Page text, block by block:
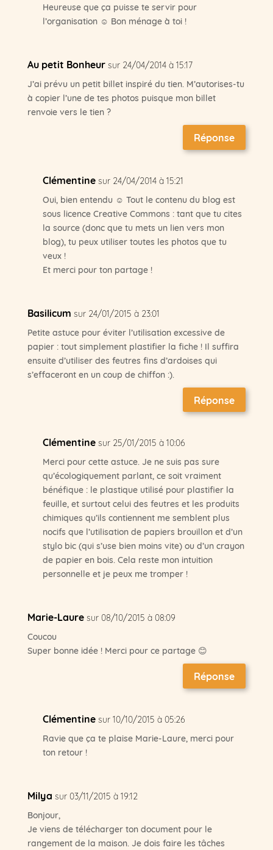
Heureuse que ça puisse te servir pour
l’organisation ☺ Bon ménage à toi !
Au petit Bonheur sur 24/04/2014 à 15:17
J’ai prévu un petit billet inspiré du tien. M’autorises-tu
à copier l’une de tes photos puisque mon billet
renvoie vers le tien ?
Réponse
Clémentine sur 24/04/2014 à 15:21
Oui, bien entendu ☺ Tout le contenu du blog est
sous licence Creative Commons : tant que tu cites
la source (donc que tu mets un lien vers mon
blog), tu peux utiliser toutes les photos que tu
veux !
Et merci pour ton partage !
Basilicum sur 24/01/2015 à 23:01
Petite astuce pour éviter l’utilisation excessive de
papier : tout simplement plastifier la fiche ! Il suffira
ensuite d’utiliser des feutres fins d’ardoises qui
s’effaceront en un coup de chiffon :).
Réponse
Clémentine sur 25/01/2015 à 10:06
Merci pour cette astuce. Je ne suis pas sure
qu’écologiquement parlant, ce soit vraiment
bénéfique : le plastique utilisé pour plastifier la
feuille, et surtout celui des feutres et les produits
chimiques qu’ils contiennent me semblent plus
nocifs que l’utilisation de papiers brouillon et d’un
stylo bic (qui s’use bien moins vite) ou d’un crayon
de papier en bois. Cela reste mon intuition
personnelle et je peux me tromper !
Marie-Laure sur 08/10/2015 à 08:09
Coucou
Super bonne idée ! Merci pour ce partage 😊
Réponse
Clémentine sur 10/10/2015 à 05:26
Ravie que ça te plaise Marie-Laure, merci pour
ton retour !
Milya sur 03/11/2015 à 19:12
Bonjour,
Je viens de télécharger ton document pour le
rangement de la maison. Je dois faire les tâches